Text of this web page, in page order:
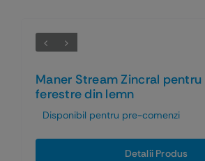
Maner Stream Zincral pentru
ferestre din lemn
Disponibil pentru pre-comenzi
Detalii Produs